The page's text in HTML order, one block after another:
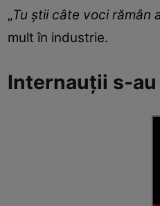
„Tu știi câte voci rămân
mult în industrie.
Internauții s-